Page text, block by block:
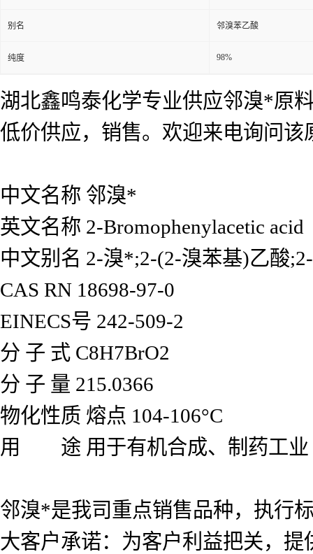
别名 邻溴苯乙酸
纯度 98%
湖北鑫鸣泰化学专业供应邻溴*原
低价供应，销售。欢迎来电询问该
中文名称 邻溴*
英文名称 2-Bromophenylacetic acid
中文别名 2-溴*;2-(2-溴苯基)乙酸
CAS RN 18698-97-0
EINECS号 242-509-2
分 子 式 C8H7BrO2
分 子 量 215.0366
物化性质 熔点 104-106°C
用 途 用于有机合成、制药工业
邻溴*是我司重点销售品种，执行
大客户承诺：为客户利益把关，